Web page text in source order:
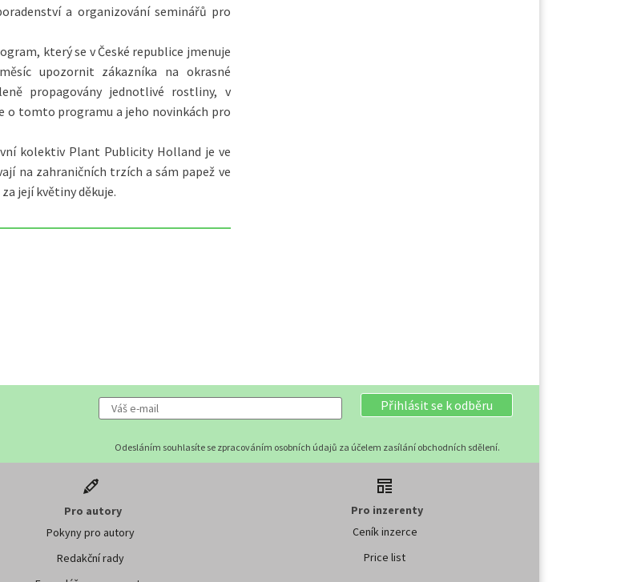
a organizování seminářů pro
který se v České republice jmenuje
upozornit zákazníka na okrasné
propagovány jednotlivé rostliny, v
o tomto programu a jeho novinkách pro
kolektiv Plant Publicity Holland je ve
na zahraničních trzích a sám papež ve
její květiny děkuje.
Přihlásit se k odběru
Odesláním souhlasíte se zpracováním osobních údajů za účelem zasílání obchodních sdělení.
Pro autory
Pokyny pro autory
Redakční rady
Pro inzerenty
Ceník inzerce
Price list